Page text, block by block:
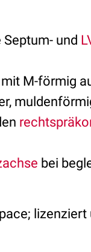
und
mit M-förmig
bei
lizenziert